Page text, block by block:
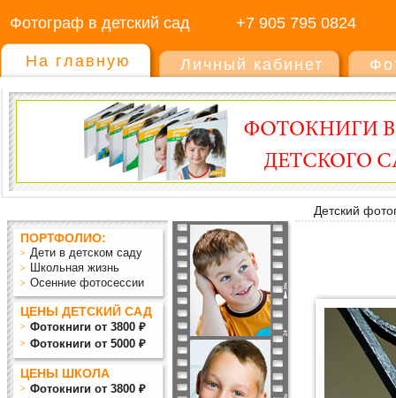
Фотограф в детский сад +7 905 795 0824
На главную Личный кабинет
Детский
ПОРТФОЛИО:
Дети в детском саду
Школьная жизнь
Осенние фотосессии
ЦЕНЫ ДЕТСКИЙ САД
Фотокниги от 3800 ₽
Фотокниги от 5000 ₽
ЦЕНЫ ШКОЛА
Фотокниги от 3800 ₽